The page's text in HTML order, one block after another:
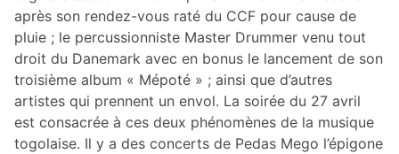
après son rendez-vous raté du CCF pour cause de
pluie ; le percussionniste Master Drummer venu tout
droit du Danemark avec en bonus le lancement de son
troisième album « Mépoté » ; ainsi que d’autres
artistes qui prennent un envol. La soirée du 27 avril
est consacrée à ces deux phénomènes de la musique
togolaise. Il y a des concerts de Pedas Mego l’épigone